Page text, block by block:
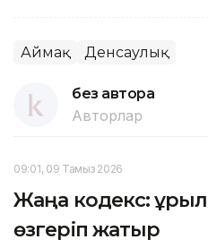
Аймақ Денсаулық
без автора
Авторлар
09:01, 09 Тамыз 2026
Жаңа кодекс:
өзгеріп жатыр